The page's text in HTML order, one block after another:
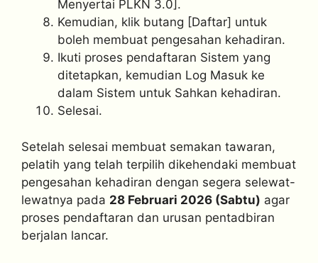
Menyertai PLKN 3.0].
Kemudian, klik butang [Daftar] untuk
boleh membuat pengesahan kehadiran.
Ikuti proses pendaftaran Sistem yang
ditetapkan, kemudian Log Masuk ke
dalam Sistem untuk Sahkan kehadiran.
Selesai.
Setelah selesai membuat semakan tawaran,
pelatih yang telah terpilih dikehendaki membuat
pengesahan kehadiran dengan segera selewat-
lewatnya pada 28 Februari 2026 (Sabtu) agar
proses pendaftaran dan urusan pentadbiran
berjalan lancar.